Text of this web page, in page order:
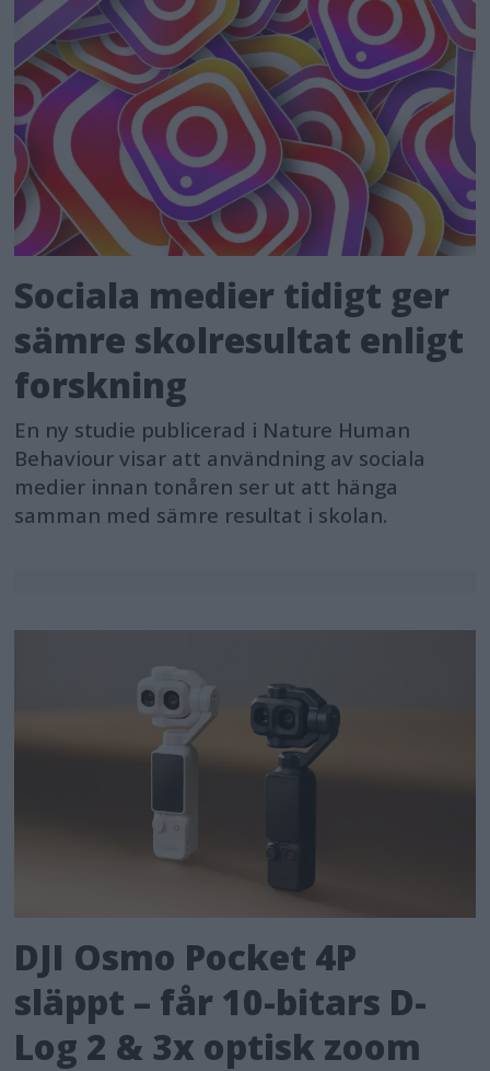
Sociala medier tidigt ger
sämre skolresultat enligt
forskning
En ny studie publicerad i Nature Human
Behaviour visar att användning av sociala
medier innan tonåren ser ut att hänga
samman med sämre resultat i skolan.
DJI Osmo Pocket 4P
släppt – får 10-bitars D-
Log 2 & 3x optisk zoom